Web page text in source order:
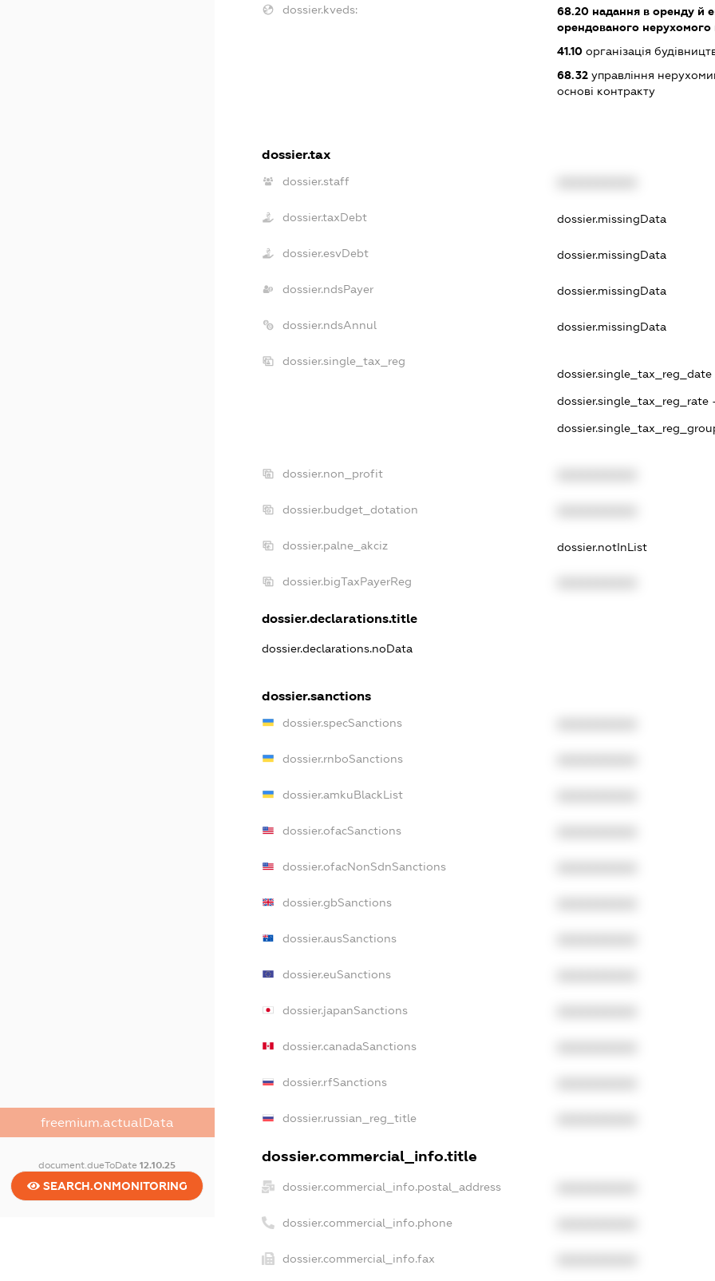
freemium.actualData
document.dueToDate12.10.25
SEARCH.ONMONITORING
dossier.kveds: 68.20 надання в оренду й
орендованого нерухомого
41.10 організація
68.32 управління
основі контракту
dossier.tax
dossier.staff
dossier.taxDebt dossier.missingData
dossier.esvDebt dossier.missingData
dossier.ndsPayer dossier.missingData
dossier.ndsAnnul dossier.missingData
dossier.single_tax_reg
dossier.single_tax_reg_date -
dossier.single_tax_reg_rate
dossier.non_profit
dossier.budget_dotation
dossier.palne_akciz dossier.notInList
dossier.bigTaxPayerReg
dossier.declarations.title
dossier.declarations.noData
dossier.sanctions
dossier.specSanctions
dossier.rnboSanctions
dossier.amkuBlackList
dossier.ofacSanctions
dossier.ofacNonSdnSanctions
dossier.gbSanctions
dossier.ausSanctions
dossier.euSanctions
dossier.japanSanctions
dossier.canadaSanctions
dossier.rfSanctions
dossier.russian_reg_title
dossier.commercial_info.title
dossier.commercial_info.postal_address
dossier.commercial_info.phone
dossier.commercial_info.fax